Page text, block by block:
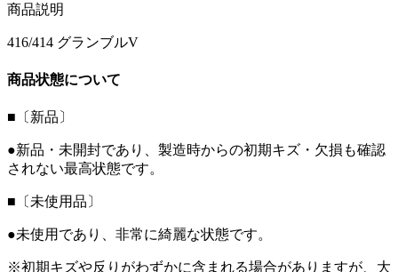
商品説明
416/414 グランブルV
商品状態について
■〔新品〕
●新品・未開封であり、製造時からの初期キズ・欠損も確認
されない最高状態です。
■〔未使用品〕
●未使用であり、非常に綺麗な状態です。
※初期キズや反りがわずかに含まれる場合がありますが、大